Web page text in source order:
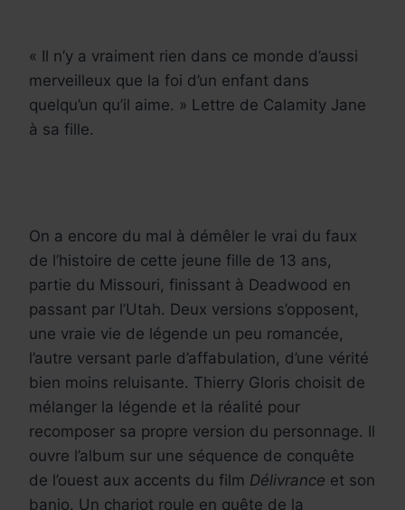
« Il n’y a vraiment rien dans ce monde d’aussi
merveilleux que la foi d’un enfant dans
quelqu’un qu’il aime. » Lettre de Calamity Jane
à sa fille.
On a encore du mal à démêler le vrai du faux
de l’histoire de cette jeune fille de 13 ans,
partie du Missouri, finissant à Deadwood en
passant par l’Utah. Deux versions s’opposent,
une vraie vie de légende un peu romancée,
l’autre versant parle d’affabulation, d’une vérité
bien moins reluisante. Thierry Gloris choisit de
mélanger la légende et la réalité pour
recomposer sa propre version du personnage. Il
ouvre l’album sur une séquence de conquête
de l’ouest aux accents du film Délivrance et son
banjo. Un chariot roule en quête de la